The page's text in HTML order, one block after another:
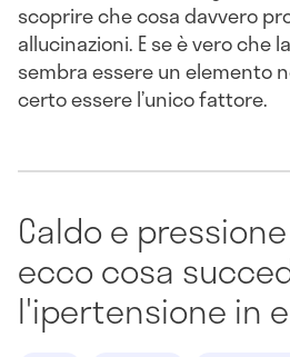
scoprire che cosa davvero
allucinazioni. E se è vero che
sembra essere un elemento
certo essere l’unico fattore.
Caldo e
ecco cosa
l'ipertensione in